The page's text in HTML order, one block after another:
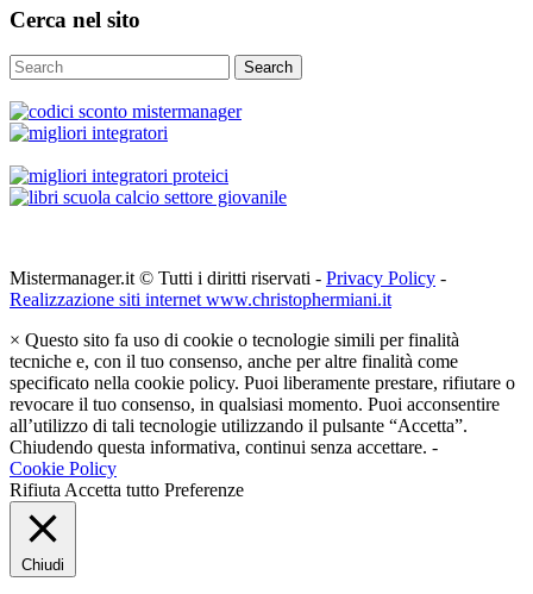
Cerca nel sito
Search
Mistermanager.it © Tutti i diritti riservati - Privacy Policy -
Realizzazione siti internet www.christophermiani.it
× Questo sito fa uso di cookie o tecnologie simili per finalità
tecniche e, con il tuo consenso, anche per altre finalità come
specificato nella cookie policy. Puoi liberamente prestare, rifiutare o
revocare il tuo consenso, in qualsiasi momento. Puoi acconsentire
all’utilizzo di tali tecnologie utilizzando il pulsante “Accetta”.
Chiudendo questa informativa, continui senza accettare. -
Cookie Policy
Rifiuta Accetta tutto Preferenze
Chiudi